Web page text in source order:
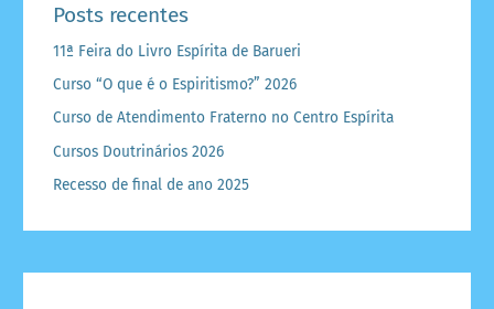
Posts recentes
11ª Feira do Livro Espírita de Barueri
Curso “O que é o Espiritismo?” 2026
Curso de Atendimento Fraterno no Centro Espírita
Cursos Doutrinários 2026
Recesso de final de ano 2025